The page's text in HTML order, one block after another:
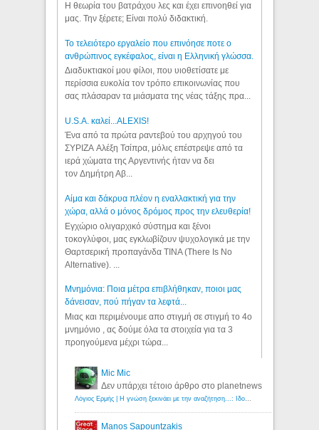
Η θεωρία του βατράχου λες και έχει επινοηθεί για
μας. Την ξέρετε; Είναι πολύ διδακτική.
Το τελειότερο εργαλείο που επινόησε ποτε ο
ανθρώπινος εγκέφαλος, είναι η Ελληνική γλώσσα.
Διαδυκτιακοί μου φίλοι, που υιοθετίσατε με
περίσσια ευκολία τον τρόπο επικοινωνίας που
σας πλάσαραν τα μιάσματα της νέας τάξης πρα...
U.S.A. καλεί...ALEXIS!
Ένα από τα πρώτα ραντεβού του αρχηγού του
ΣΥΡΙΖΑ Αλέξη Τσίπρα, μόλις επέστρεψε από τα
ιερά χώματα της Αργεντινής ήταν να δει
τον Δημήτρη Αβ...
Αίμα και δάκρυα πλέον η εναλλακτική για την
χώρα, αλλά ο μόνος δρόμος προς την ελευθερία!
Εγχώριο ολιγαρχικό σύστημα και ξένοι
τοκογλύφοι, μας εγκλωβίζουν ψυχολογικά με την
Θαρτσερική προπαγάνδα TINA (There Is No
Alternative). ...
Μνημόνια: Ποια μέτρα επιβλήθηκαν, ποιοι μας
δάνεισαν, πού πήγαν τα λεφτά...
Μιας και περιμένουμε απο στιγμή σε στιγμή το 4ο
μνημόνιο , ας δούμε όλα τα στοιχεία για τα 3
προηγούμενα μέχρι τώρα...
Mic Mic
Δεν υπάρχει τέτοιο άρθρο στο planetnews
Λόγιος Ερμής | Η γνώση ξεκινάει με την αναζήτηση...: Ιδού οι 18 που χρωστούν 11 δις ευρώ!
Manos Sapountzakis